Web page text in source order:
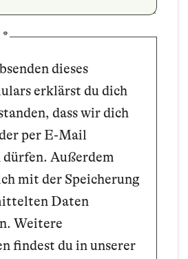
*
erklärst du dich
dass wir dich
per E-Mail
Außerdem
mit der Speicherung
Daten
Weitere
findest du in unserer